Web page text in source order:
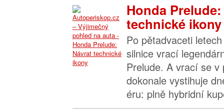
Honda
technické ikony
Po pětadvaceti
silnice vrací
Prelude. A vrací se v
dokonale vystihuje
éru: plně hybridní